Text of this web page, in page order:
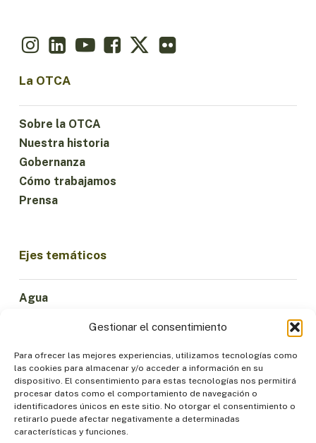
Gestionar el consentimiento
Para ofrecer las mejores experiencias, utilizamos tecnologías como
las cookies para almacenar y/o acceder a información en su
dispositivo. El consentimiento para estas tecnologías nos permitirá
procesar datos como el comportamiento de navegación o
identificadores únicos en este sitio. No otorgar el consentimiento o
retirarlo puede afectar negativamente a determinadas
características y funciones.
La OTCA
Sobre la OTCA
Nuestra historia
Gobernanza
Cómo trabajamos
Prensa
Ejes temáticos
Agua
Economía Sostenible
Bosques y Biodiversidad
Institucionalidad
Participación
Pueblos Indígenas